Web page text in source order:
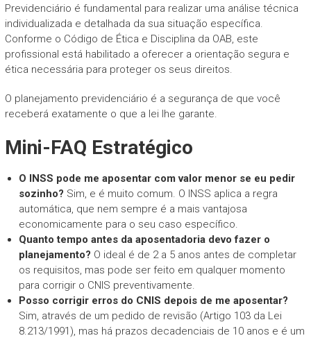
Previdenciário é fundamental para realizar uma análise técnica
individualizada e detalhada da sua situação específica.
Conforme o Código de Ética e Disciplina da OAB, este
profissional está habilitado a oferecer a orientação segura e
ética necessária para proteger os seus direitos.
O planejamento previdenciário é a segurança de que você
receberá exatamente o que a lei lhe garante.
Mini-FAQ Estratégico
O INSS pode me aposentar com valor menor se eu pedir
sozinho? Sim, e é muito comum. O INSS aplica a regra
automática, que nem sempre é a mais vantajosa
economicamente para o seu caso específico.
Quanto tempo antes da aposentadoria devo fazer o
planejamento? O ideal é de 2 a 5 anos antes de completar
os requisitos, mas pode ser feito em qualquer momento
para corrigir o CNIS preventivamente.
Posso corrigir erros do CNIS depois de me aposentar?
Sim, através de um pedido de revisão (Artigo 103 da Lei
8.213/1991), mas há prazos decadenciais de 10 anos e é um